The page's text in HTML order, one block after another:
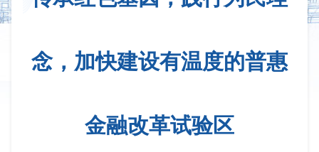
念，加快建设有温度的普惠
金融改革试验区